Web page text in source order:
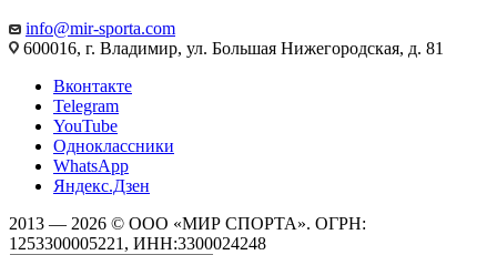
info@mir-sporta.com
600016, г. Владимир, ул. Большая Нижегородская, д. 81
Вконтакте
Telegram
YouTube
Одноклассники
WhatsApp
Яндекс.Дзен
2013 — 2026 © ООО «МИР СПОРТА». ОГРН:
1253300005221, ИНН:3300024248